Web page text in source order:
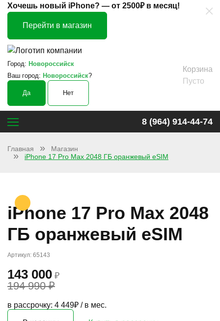
Хочешь новый iPhone? — от 2500₽ в месяц!
Перейти в магазин
Город: Новороссийск
Ваш город: Новороссийск?
Да Нет
Корзина
Пусто
8 (964) 914-44-74
Главная
Магазин
iPhone 17 Pro Max 2048 ГБ оранжевый eSIM
iPhone 17 Pro Max 2048
ГБ оранжевый eSIM
Артикул: 65143
143 000 ₽
194 990 ₽
в рассрочку: 4 449₽ / в мес.
×